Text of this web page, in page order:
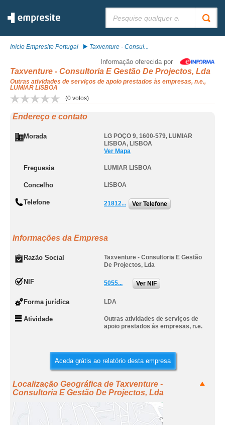
Início Empresite Portugal Taxventure - Consul...
Informação oferecida por
Taxventure - Consultoria E Gestão De Projectos, Lda
Outras atividades de serviços de apoio prestados às empresas, n.e.,
LUMIAR LISBOA
(0 votos)
Endereço e contato
Morada LG POÇO 9, 1600-579, LUMIAR
LISBOA, LISBOA
Ver Mapa
Freguesia LUMIAR LISBOA
Concelho LISBOA
Telefone 21812... Ver Telefone
Informações da Empresa
Razão Social
Taxventure - Consultoria E Gestão
De Projectos, Lda
NIF 5055... Ver NIF
Forma jurídica LDA
Atividade
Outras atividades de serviços de
apoio prestados às empresas, n.e.
Aceda grátis ao relatório desta empresa
Localização Geográfica de Taxventure -
Consultoria E Gestão De Projectos, Lda